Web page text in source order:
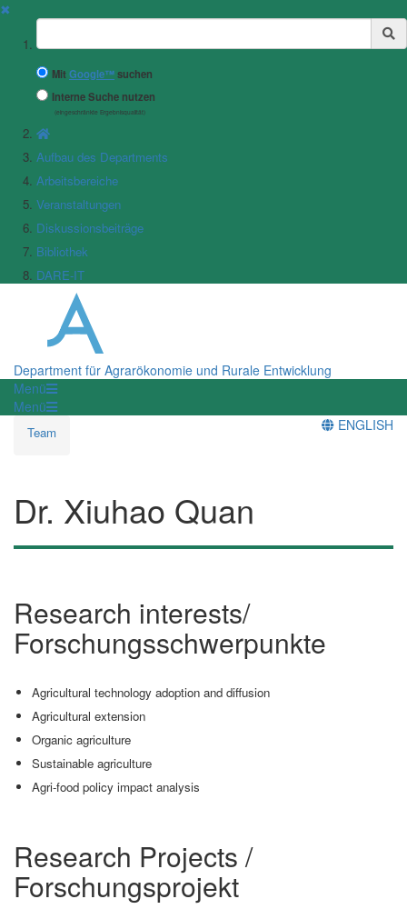
✖
Suchbegriff
MitGoogle™suchen
Interne Suche nutzen
(eingeschränkte Ergebnisqualität)
Aufbau des Departments
Arbeitsbereiche
Veranstaltungen
Diskussionsbeiträge
Bibliothek
DARE-IT
Department für Agrarökonomie und Rurale Entwicklung
Menü
Menü
Team ENGLISH
Dr. Xiuhao Quan
Research interests/
Forschungsschwerpunkte
Agricultural technology adoption and diffusion
Agricultural extension
Organic agriculture
Sustainable agriculture
Agri-food policy impact analysis
Research Projects /
Forschungsprojekt